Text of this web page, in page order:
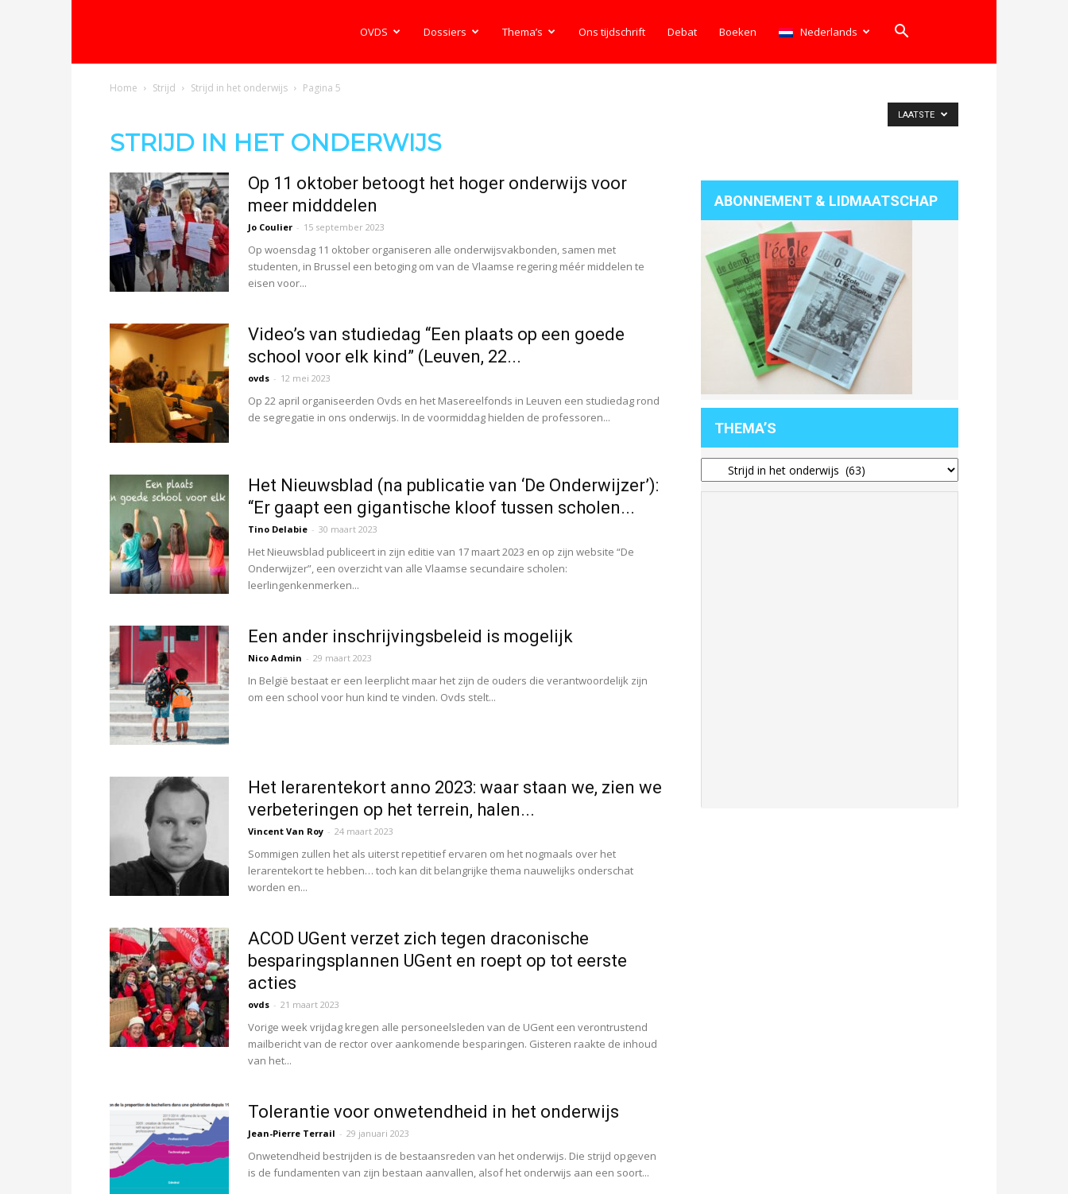
voor
democratische
school
OVDS Dossiers Thema’s Ons tijdschrift Debat Boeken Nederlands
Home Strijd Strijd in het onderwijs Pagina 5
STRIJD IN HET ONDERWIJS
LAATSTE
Op 11 oktober betoogt het hoger onderwijs voor
meer midddelen
Jo Coulier - 15 september 2023
Op woensdag 11 oktober organiseren alle onderwijsvakbonden, samen met
studenten, in Brussel een betoging om van de Vlaamse regering méér middelen te
eisen voor...
Video’s van studiedag “Een plaats op een goede
school voor elk kind” (Leuven, 22...
ovds - 12 mei 2023
Op 22 april organiseerden Ovds en het Masereelfonds in Leuven een studiedag rond
de segregatie in ons onderwijs. In de voormiddag hielden de professoren...
Het Nieuwsblad (na publicatie van ‘De Onderwijzer’):
“Er gaapt een gigantische kloof tussen scholen...
Tino Delabie - 30 maart 2023
Het Nieuwsblad publiceert in zijn editie van 17 maart 2023 en op zijn website “De
Onderwijzer”, een overzicht van alle Vlaamse secundaire scholen:
leerlingenkenmerken...
Een ander inschrijvingsbeleid is mogelijk
Nico Admin - 29 maart 2023
In België bestaat er een leerplicht maar het zijn de ouders die verantwoordelijk zijn
om een school voor hun kind te vinden. Ovds stelt...
Het lerarentekort anno 2023: waar staan we, zien we
verbeteringen op het terrein, halen...
Vincent Van Roy - 24 maart 2023
Sommigen zullen het als uiterst repetitief ervaren om het nogmaals over het
lerarentekort te hebben… toch kan dit belangrijke thema nauwelijks onderschat
worden en...
ACOD UGent verzet zich tegen draconische
besparingsplannen UGent en roept op tot eerste
acties
ovds - 21 maart 2023
Vorige week vrijdag kregen alle personeelsleden van de UGent een verontrustend
mailbericht van de rector over aankomende besparingen. Gisteren raakte de inhoud
van het...
Tolerantie voor onwetendheid in het onderwijs
Jean-Pierre Terrail - 29 januari 2023
Onwetendheid bestrijden is de bestaansreden van het onderwijs. Die strijd opgeven
is de fundamenten van zijn bestaan aanvallen, alsof het onderwijs aan een soort...
ABONNEMENT & LIDMAATSCHAP
THEMA’S
Thema’s